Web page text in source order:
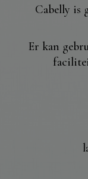
Cabelly is
Er kan